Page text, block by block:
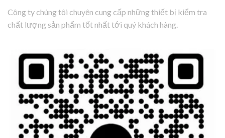
Công ty chúng tôi chuyên cung cấp những thiết bị kiểm tra
chất lượng sản phẩm tốt nhất tới quý khách hàng.